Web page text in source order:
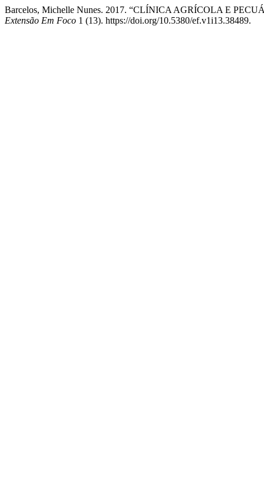
Barcelos, Michelle Nunes. 2017. “CLÍNICA AGRÍCOLA E
Extensão Em Foco 1 (13). https://doi.org/10.5380/ef.v1i13.38489.